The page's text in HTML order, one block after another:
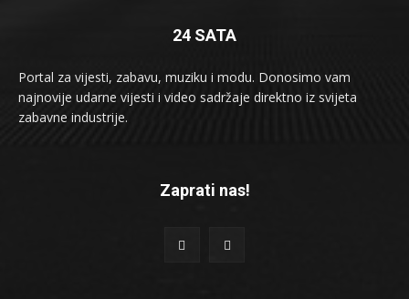
24 SATA
Portal za vijesti, zabavu, muziku i modu. Donosimo vam
najnovije udarne vijesti i video sadržaje direktno iz svijeta
zabavne industrije.
Zaprati nas!